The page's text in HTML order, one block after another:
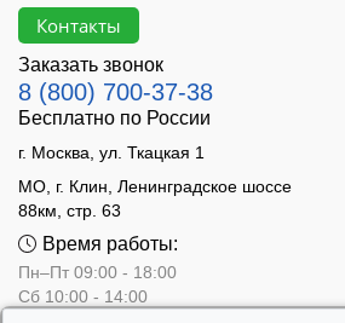
Контакты
Заказать звонок
8 (800) 700-37-38
Бесплатно по России
г. Москва, ул. Ткацкая 1
МО, г. Клин, Ленинградское шоссе
88км, стр. 63
Время работы:
Пн–Пт 09:00 - 18:00
Сб 10:00 - 14:00